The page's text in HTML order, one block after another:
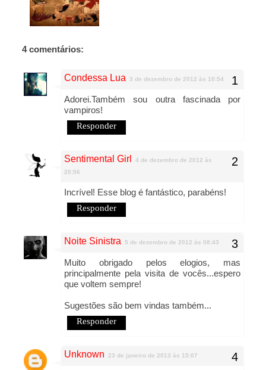
4 comentários:
Condessa Lua 3 de dezembro de 2012 às 10:54
Adorei.Também sou outra fascinada por
vampiros!
Responder
Sentimental Girl
4 de dezembro de 2012 às
20:56
Incrível! Esse blog é fantástico, parabéns!
Responder
Noite Sinistra 5 de dezembro de 2012 às 08:43
Muito obrigado pelos elogios, mas
principalmente pela visita de vocês...espero
que voltem sempre!
Sugestões são bem vindas também...
Responder
Unknown 23 de janeiro de 2013 às 15:07